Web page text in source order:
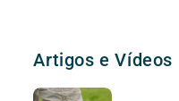
Artigos e Vídeos